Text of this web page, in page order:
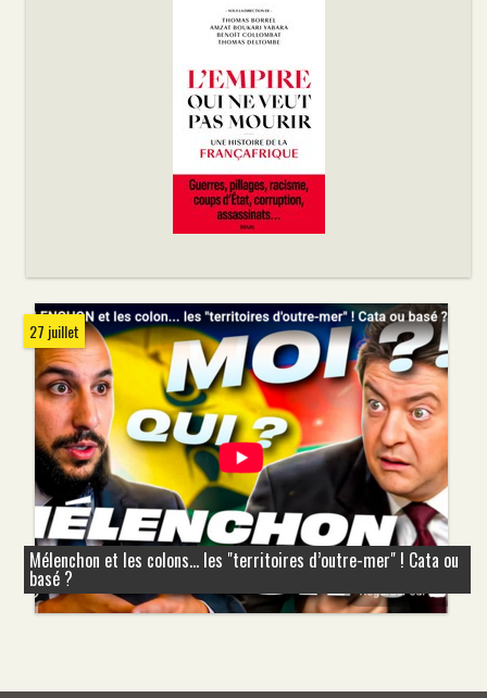
27 juillet
Mélenchon et les colons... les "territoires d’outre-mer" ! Cata ou
basé ?